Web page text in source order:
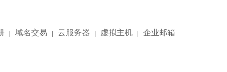
| 域名交易 | 云服务器 | 虚拟主机 | 企业邮箱